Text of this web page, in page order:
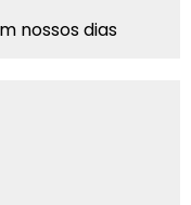
nossos dias